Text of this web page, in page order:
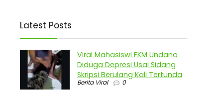
Latest Posts
Viral Mahasiswi FKM Undana
Diduga Depresi Usai Sidang
Skripsi Berulang Kali Tertunda
Berita Viral 0